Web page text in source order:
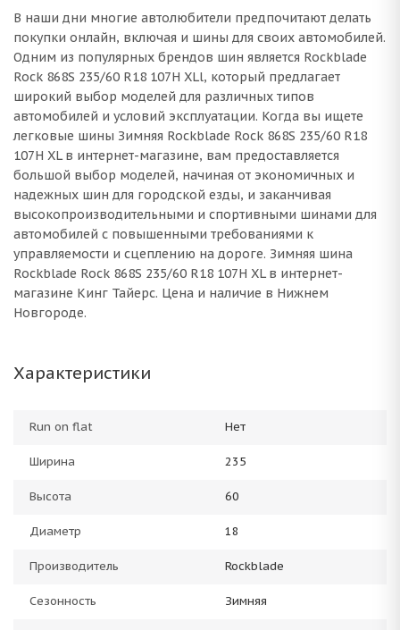
В наши дни многие автолюбители предпочитают делать
покупки онлайн, включая и шины для своих автомобилей.
Одним из популярных брендов шин является Rockblade
Rock 868S 235/60 R18 107H XLl, который предлагает
широкий выбор моделей для различных типов
автомобилей и условий эксплуатации. Когда вы ищете
легковые шины Зимняя Rockblade Rock 868S 235/60 R18
107H XL в интернет-магазине, вам предоставляется
большой выбор моделей, начиная от экономичных и
надежных шин для городской езды, и заканчивая
высокопроизводительными и спортивными шинами для
автомобилей с повышенными требованиями к
управляемости и сцеплению на дороге. Зимняя шина
Rockblade Rock 868S 235/60 R18 107H XL в интернет-
магазине Кинг Тайерс. Цена и наличие в Нижнем
Новгороде.
Характеристики
Run on flat Нет
Ширина 235
Высота 60
Диаметр 18
Производитель Rockblade
Сезонность Зимняя